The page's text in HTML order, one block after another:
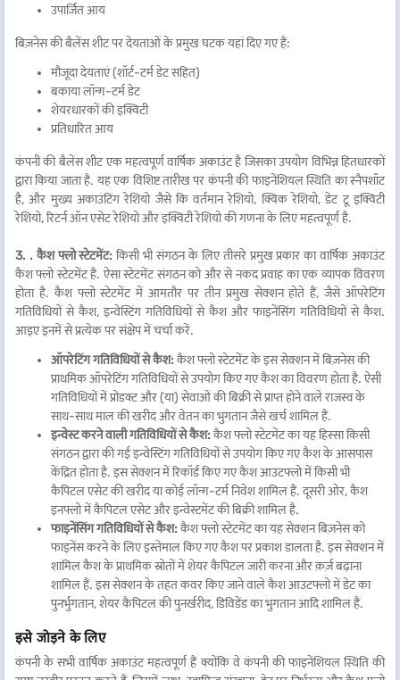
उपार्जित आय
बिज़नेस की बैलेंस शीट पर देयताओं के प्रमुख घटक यहां दिए गए हैं:
मौजूदा देयताएं (शॉर्ट-टर्म डेट सहित)
बकाया लॉन्ग-टर्म डेट
शेयरधारकों की इक्विटी
प्रतिधारित आय
कंपनी की बैलेंस शीट एक महत्वपूर्ण वार्षिक अकाउंट है जिसका उपयोग विभिन्न हितधारकों
द्वारा किया जाता है. यह एक विशिष्ट तारीख पर कंपनी की फाइनेंशियल स्थिति का स्नैपशॉट
है, और मुख्य अकाउंटिंग रेशियो जैसे कि वर्तमान रेशियो, क्विक रेशियो, डेट टू इक्विटी
रेशियो, रिटर्न ऑन एसेट रेशियो और इक्विटी रेशियो की गणना के लिए महत्वपूर्ण है.
3. . कैश फ्लो स्टेटमेंट: किसी भी संगठन के लिए तीसरे प्रमुख प्रकार का वार्षिक अकाउंट
कैश फ्लो स्टेटमेंट है. ऐसा स्टेटमेंट संगठन को और से नकद प्रवाह का एक व्यापक विवरण
होता है. कैश फ्लो स्टेटमेंट में आमतौर पर तीन प्रमुख सेक्शन होते हैं, जैसे ऑपरेटिंग
गतिविधियों से कैश, इन्वेस्टिंग गतिविधियों से कैश और फाइनेंसिंग गतिविधियों से कैश.
आइए इनमें से प्रत्येक पर संक्षेप में चर्चा करें.
ऑपरेटिंग गतिविधियों से कैश: कैश फ्लो स्टेटमेंट के इस सेक्शन में बिज़नेस की
प्राथमिक ऑपरेटिंग गतिविधियों से उपयोग किए गए कैश का विवरण होता है. ऐसी
गतिविधियों में प्रोडक्ट और (या) सेवाओं की बिक्री से प्राप्त होने वाले राजस्व के
साथ-साथ माल की खरीद और वेतन का भुगतान जैसे खर्च शामिल हैं.
इन्वेस्ट करने वाली गतिविधियों से कैश: कैश फ्लो स्टेटमेंट का यह हिस्सा किसी
संगठन द्वारा की गई इन्वेस्टिंग गतिविधियों से उपयोग किए गए कैश के आसपास
केंद्रित होता है. इस सेक्शन में रिकॉर्ड किए गए कैश आउटफ्लो में किसी भी
कैपिटल एसेट की खरीद या कोई लॉन्ग-टर्म निवेश शामिल हैं. दूसरी ओर, कैश
इनफ्लो में कैपिटल एसेट और इन्वेस्टमेंट की बिक्री शामिल है.
फाइनेंसिंग गतिविधियों से कैश: कैश फ्लो स्टेटमेंट का यह सेक्शन बिज़नेस को
फाइनेंस करने के लिए इस्तेमाल किए गए कैश पर प्रकाश डालता है. इस सेक्शन में
शामिल कैश के प्राथमिक स्रोतों में शेयर कैपिटल जारी करना और क़र्ज़ बढ़ाना
शामिल हैं. इस सेक्शन के तहत कवर किए जाने वाले कैश आउटफ्लो में डेट का
पुनर्भुगतान, शेयर कैपिटल की पुनर्खरीद, डिविडेंड का भुगतान आदि शामिल हैं.
इसे जोड़ने के लिए
कंपनी के सभी वार्षिक अकाउंट महत्वपूर्ण हैं क्योंकि वे कंपनी की फाइनेंशियल स्थिति की